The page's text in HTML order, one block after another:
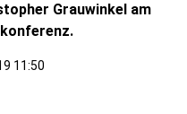
Grauwinkel am
11:50